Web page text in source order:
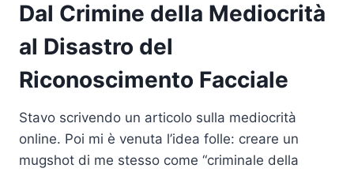
Dal Crimine della Mediocrità
al Disastro del
Riconoscimento Facciale
Stavo scrivendo un articolo sulla mediocrità
online. Poi mi è venuta l’idea folle: creare un
mugshot di me stesso come “criminale della